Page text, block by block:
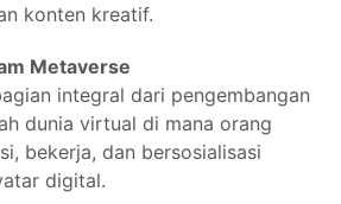
konten kreatif.
Metaverse
integral dari pengembangan
dunia virtual di mana orang
bekerja, dan bersosialisasi
digital.